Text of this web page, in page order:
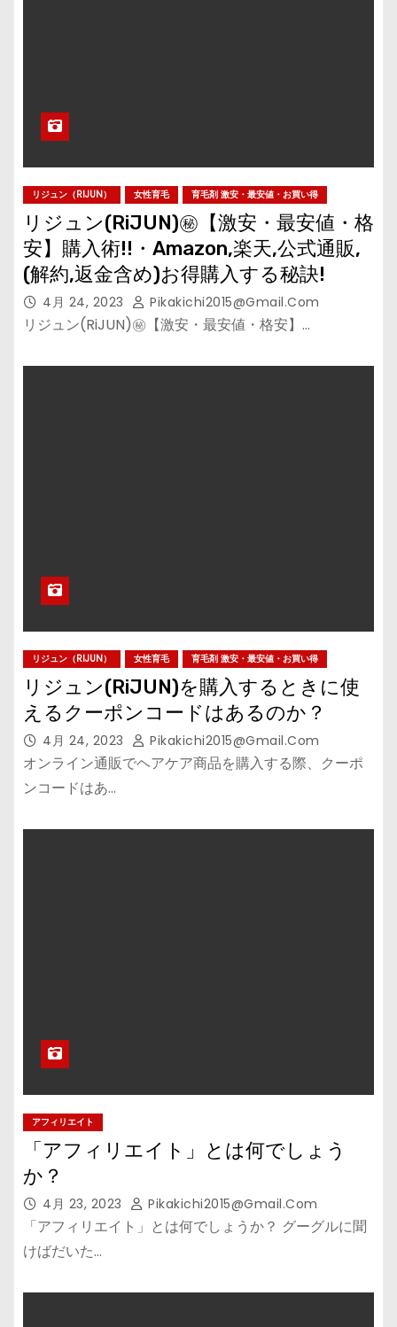
リジュン（RIJUN） 女性育毛 育毛剤 激安・最安値・お買い得
リジュン(RiJUN)㊙【激安・最安値・格
安】購入術!!・Amazon,楽天,公式通販,
(解約,返金含め)お得購入する秘訣!
4月 24, 2023 Pikakichi2015@gmail.com
リジュン(RiJUN)㊙【激安・最安値・格安】…
リジュン（RIJUN） 女性育毛 育毛剤 激安・最安値・お買い得
リジュン(RiJUN)を購入するときに使
えるクーポンコードはあるのか？
4月 24, 2023 Pikakichi2015@gmail.com
オンライン通販でヘアケア商品を購入する際、クーポ
ンコードはあ…
アフィリエイト
「アフィリエイト」とは何でしょう
か？
4月 23, 2023 Pikakichi2015@gmail.com
「アフィリエイト」とは何でしょうか？ グーグルに聞
けばだいた…